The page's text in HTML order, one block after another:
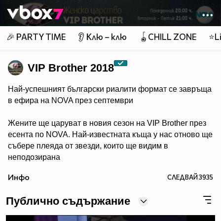
👾
🎉 PARTY TIME 👂 Клю – клю 🪀CHILL ZONE
VIP Brother 2018
Най-успешният български риалити формат се завръща
в ефира на NOVA през септември
Жените ще царуват в новия сезон на VIP Brother през
есента по NOVA. Най-известната къща у нас отново ще
събере плеяда от звезди, които ще видим в
неподозирана
телевизията в България, се завръща в ефира през
цялата власт, но и цялата отговорност в ръцете на
дамите.
Инфо СЛЕДВАЙ3935
Публично съдържание